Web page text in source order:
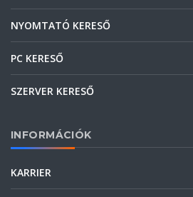
NYOMTATÓ KERESŐ
PC KERESŐ
SZERVER KERESŐ
INFORMÁCIÓK
KARRIER